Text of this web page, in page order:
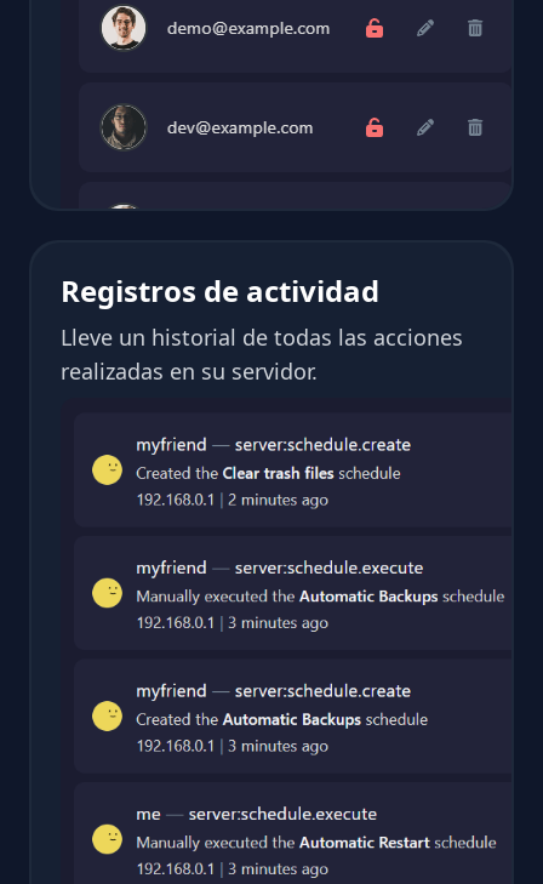
Registros de actividad
Lleve un historial de todas las acciones
realizadas en su servidor.